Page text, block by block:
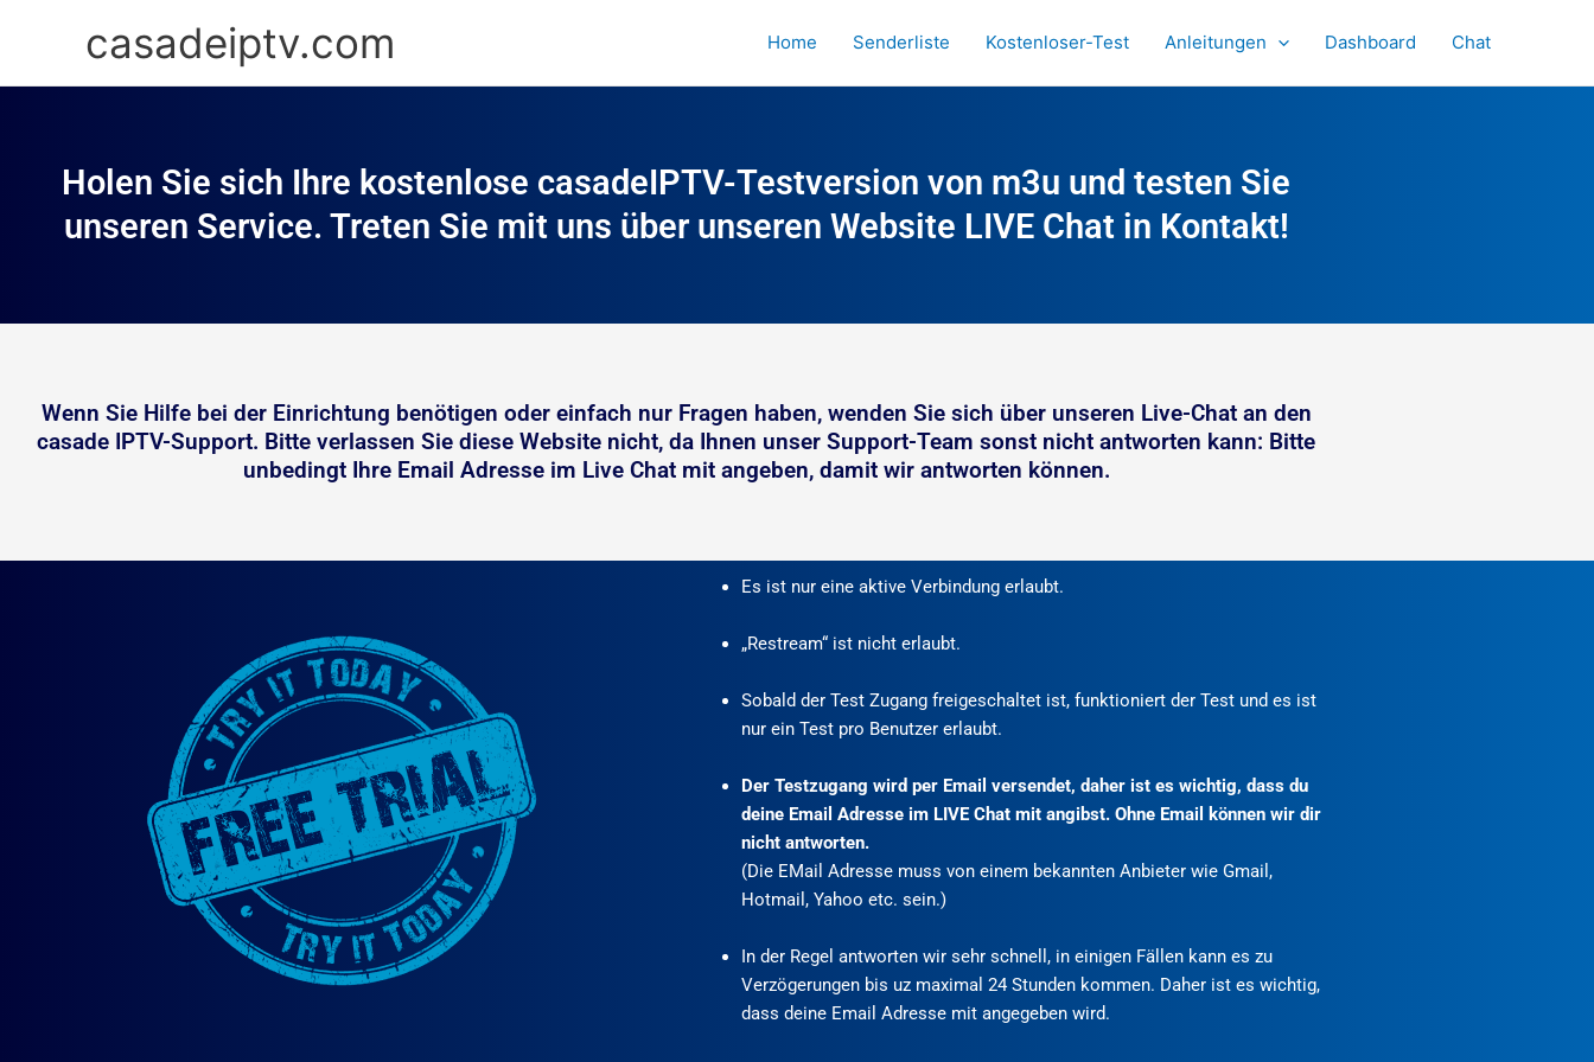
casadeiptv.com Home Senderliste Kostenloser-Test Anleitungen Dashboard Chat
Holen Sie sich Ihre kostenlose casadeIPTV-Testversion von m3u und testen Sie
unseren Service. Treten Sie mit uns über unseren Website LIVE Chat in Kontakt!
Wenn Sie Hilfe bei der Einrichtung benötigen oder einfach nur Fragen haben, wenden Sie sich über unseren Live-Chat an den
casade IPTV-Support. Bitte verlassen Sie diese Website nicht, da Ihnen unser Support-Team sonst nicht antworten kann: Bitte
unbedingt Ihre Email Adresse im Live Chat mit angeben, damit wir antworten können.
Es ist nur eine aktive Verbindung erlaubt.
„Restream“ ist nicht erlaubt.
Sobald der Test Zugang freigeschaltet ist, funktioniert der Test und es ist
nur ein Test pro Benutzer erlaubt.
Der Testzugang wird per Email versendet, daher ist es wichtig, dass du
deine Email Adresse im LIVE Chat mit angibst. Ohne Email können wir dir
nicht antworten.
(Die EMail Adresse muss von einem bekannten Anbieter wie Gmail,
Hotmail, Yahoo etc. sein.)
In der Regel antworten wir sehr schnell, in einigen Fällen kann es zu
Verzögerungen bis uz maximal 24 Stunden kommen. Daher ist es wichtig,
dass deine Email Adresse mit angegeben wird.